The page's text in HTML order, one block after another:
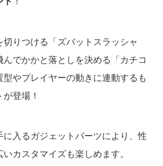
りつける「ズバットスラッシャ
でかかと落としを決める「カチコ
型やプレイヤーの動きに連動するも
登場！
入るガジェットパーツにより、性
カスタマイズも楽しめます。